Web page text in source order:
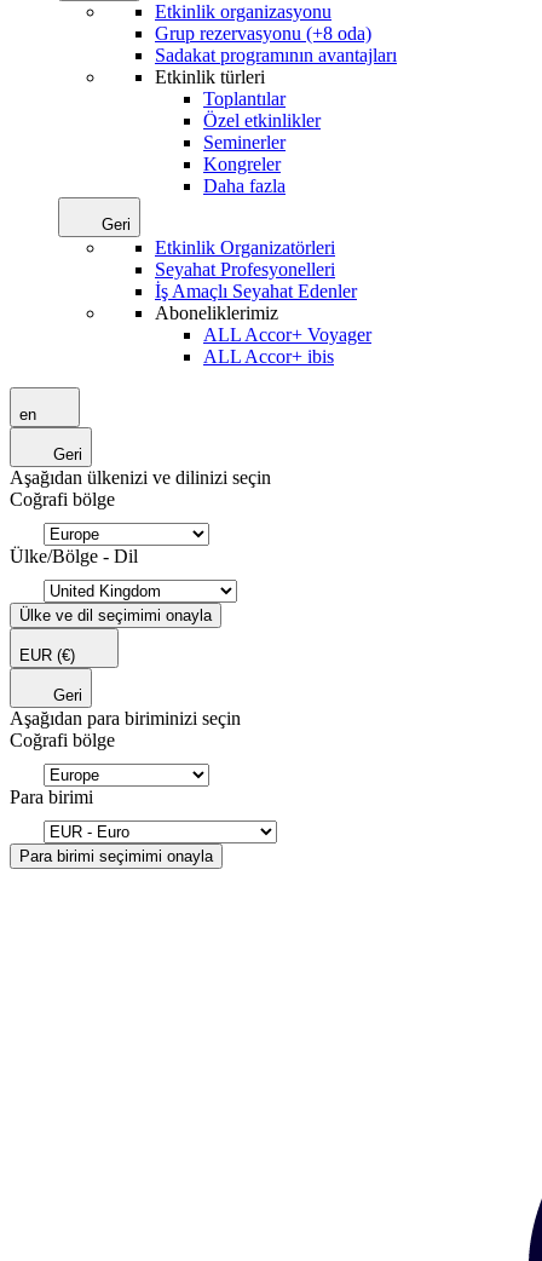
Etkinlik organizasyonu
Grup rezervasyonu (+8 oda)
Sadakat programının avantajları
Etkinlik türleri
Toplantılar
Özel etkinlikler
Seminerler
Kongreler
Daha fazla
Geri
Etkinlik Organizatörleri
Seyahat Profesyonelleri
İş Amaçlı Seyahat Edenler
Aboneliklerimiz
ALL Accor+ Voyager
ALL Accor+ ibis
en
Geri
Aşağıdan ülkenizi ve dilinizi seçin
Coğrafi bölge
Ülke/Bölge - Dil
Ülke ve dil seçimimi onayla
EUR (€)
Geri
Aşağıdan para biriminizi seçin
Coğrafi bölge
Para birimi
Para birimi seçimimi onayla